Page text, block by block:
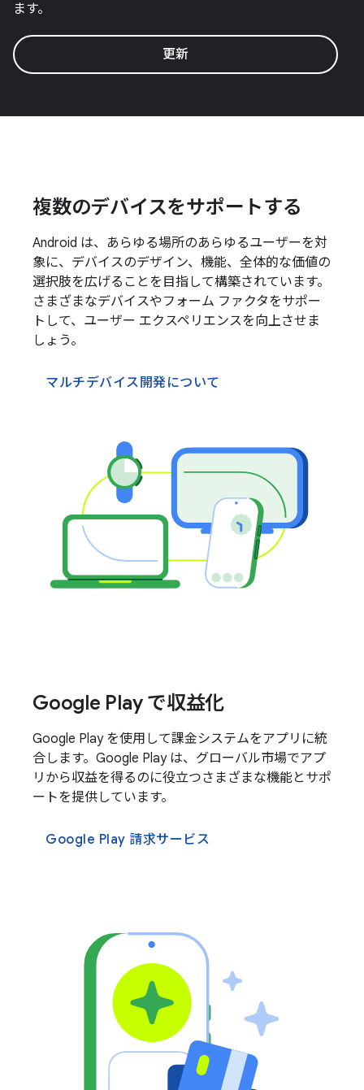
ます。
更新
複数のデバイスをサポートする
Android は、あらゆる場所のあらゆるユーザーを対
象に、デバイスのデザイン、機能、全体的な価値の
選択肢を広げることを目指して構築されています。
さまざまなデバイスやフォーム ファクタをサポー
トして、ユーザー エクスペリエンスを向上させま
しょう。
マルチデバイス開発について
Google Play で収益化
Google Play を使用して課金システムをアプリに統
合します。Google Play は、グローバル市場でアプ
リから収益を得るのに役立つさまざまな機能とサポ
ートを提供しています。
Google Play 請求サービス